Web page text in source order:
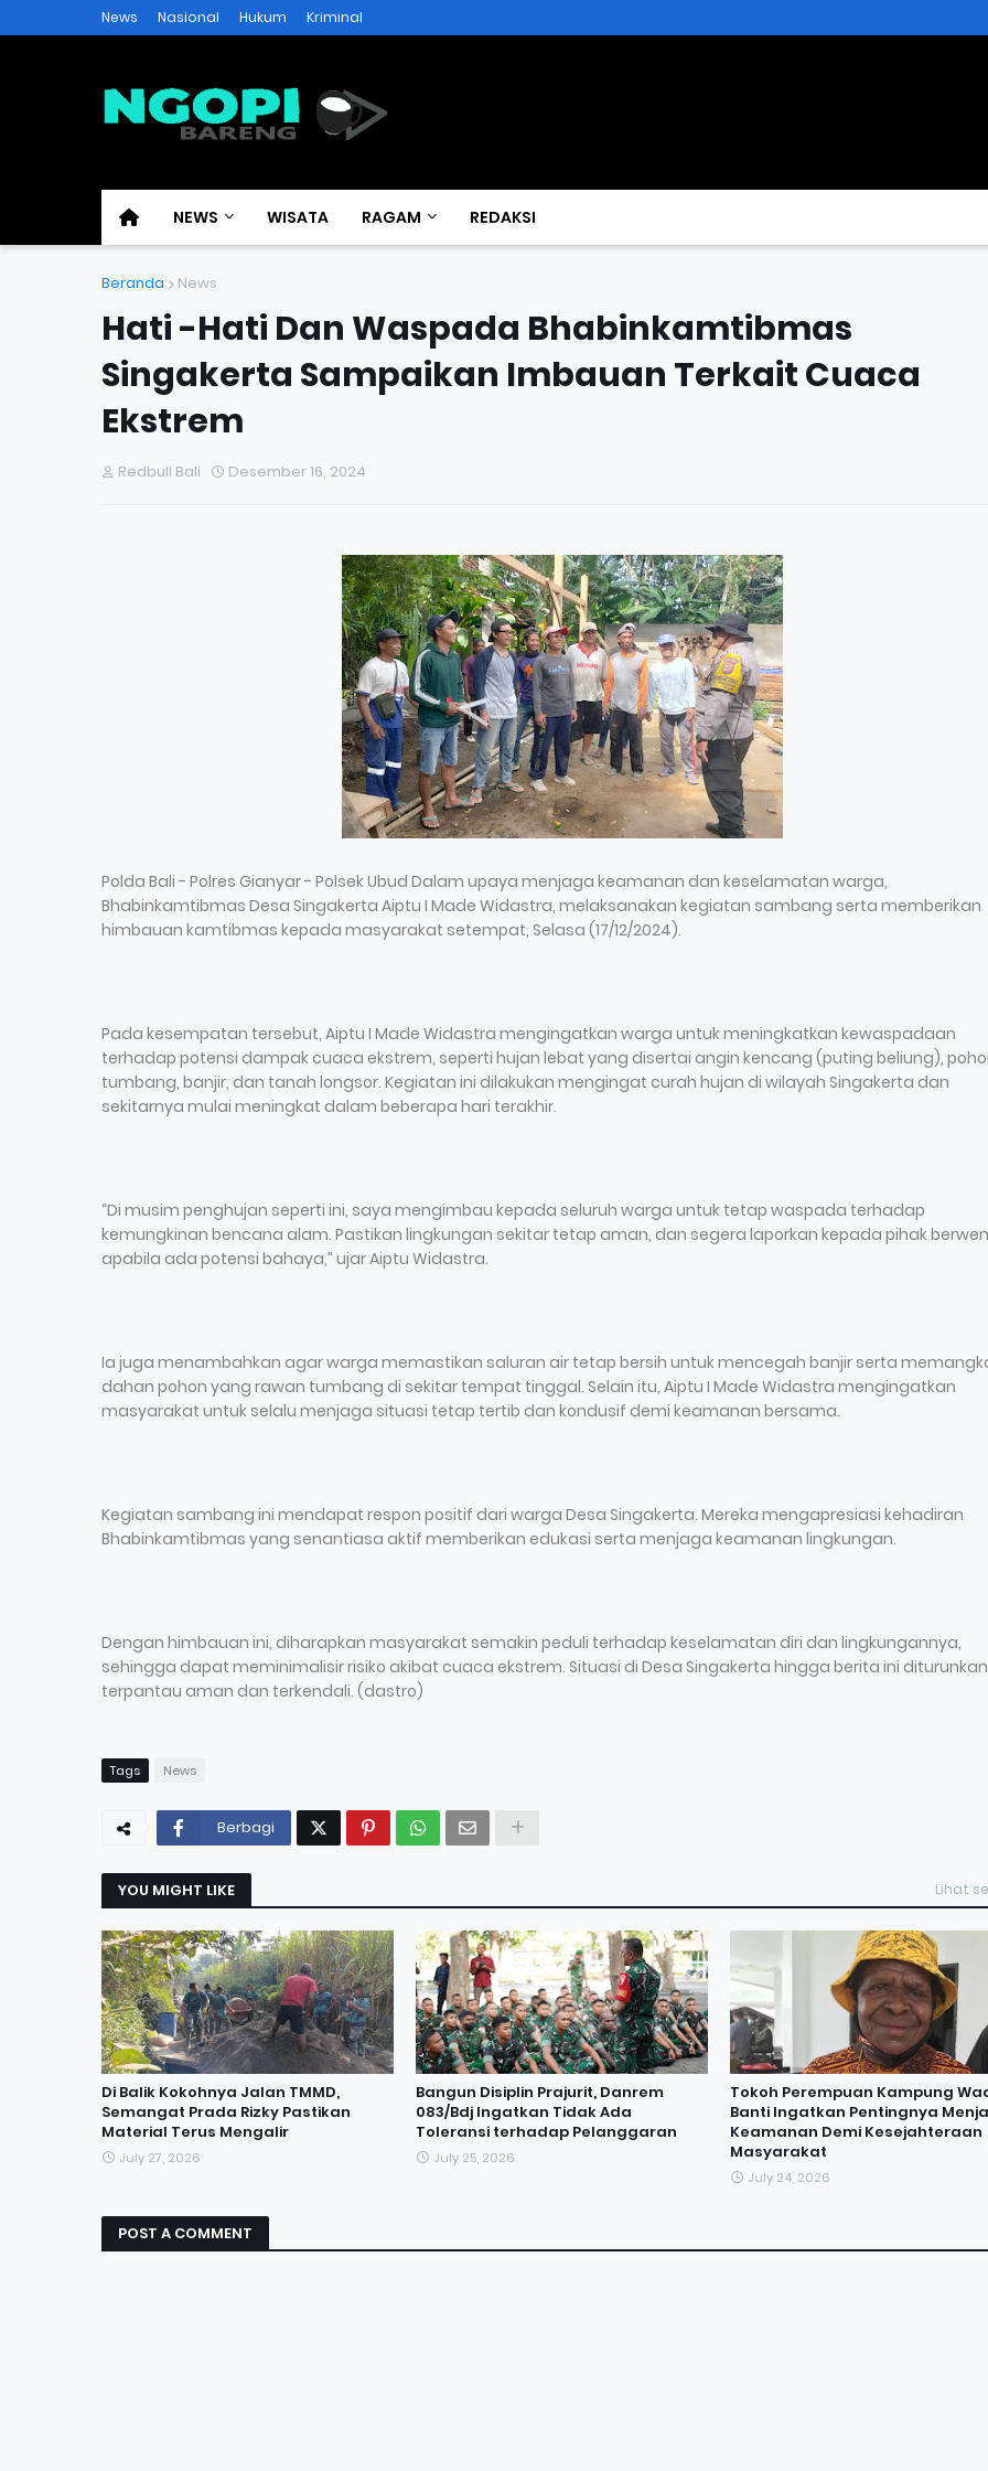
News Nasional Hukum Kriminal
NEWS WISATA RAGAM REDAKSI
Beranda News
Hati -Hati Dan Waspada Bhabinkamtibmas
Singakerta Sampaikan Imbauan Terkait Cuaca
Ekstrem
Redbull Bali Desember 16, 2024
Polda Bali - Polres Gianyar - Polsek Ubud Dalam upaya menjaga keamanan dan keselamatan warga,
Bhabinkamtibmas Desa Singakerta Aiptu I Made Widastra, melaksanakan kegiatan sambang serta memberikan
himbauan kamtibmas kepada masyarakat setempat, Selasa (17/12/2024).
Pada kesempatan tersebut, Aiptu I Made Widastra mengingatkan warga untuk meningkatkan kewaspadaan
terhadap potensi dampak cuaca ekstrem, seperti hujan lebat yang disertai angin kencang (puting beliung),
tumbang, banjir, dan tanah longsor. Kegiatan ini dilakukan mengingat curah hujan di wilayah Singakerta dan
sekitarnya mulai meningkat dalam beberapa hari terakhir.
“Di musim penghujan seperti ini, saya mengimbau kepada seluruh warga untuk tetap waspada terhadap
kemungkinan bencana alam. Pastikan lingkungan sekitar tetap aman, dan segera laporkan kepada pihak
apabila ada potensi bahaya,” ujar Aiptu Widastra.
Ia juga menambahkan agar warga memastikan saluran air tetap bersih untuk mencegah banjir serta
dahan pohon yang rawan tumbang di sekitar tempat tinggal. Selain itu, Aiptu I Made Widastra mengingatkan
masyarakat untuk selalu menjaga situasi tetap tertib dan kondusif demi keamanan bersama.
Kegiatan sambang ini mendapat respon positif dari warga Desa Singakerta. Mereka mengapresiasi kehadiran
Bhabinkamtibmas yang senantiasa aktif memberikan edukasi serta menjaga keamanan lingkungan.
Dengan himbauan ini, diharapkan masyarakat semakin peduli terhadap keselamatan diri dan lingkungannya,
sehingga dapat meminimalisir risiko akibat cuaca ekstrem. Situasi di Desa Singakerta hingga berita ini diturunkan
terpantau aman dan terkendali. (dastro)
Tags News
Berbagi
YOU MIGHT LIKE Lihat
Di Balik Kokohnya Jalan TMMD,
Semangat Prada Rizky Pastikan
Material Terus Mengalir
July 27, 2026
Bangun Disiplin Prajurit, Danrem
083/Bdj Ingatkan Tidak Ada
Toleransi terhadap Pelanggaran
July 25, 2026
Tokoh Perempuan Kampung
Banti Ingatkan Pentingnya
Keamanan Demi Kesejahteraan
Masyarakat
July 24, 2026
POST A COMMENT